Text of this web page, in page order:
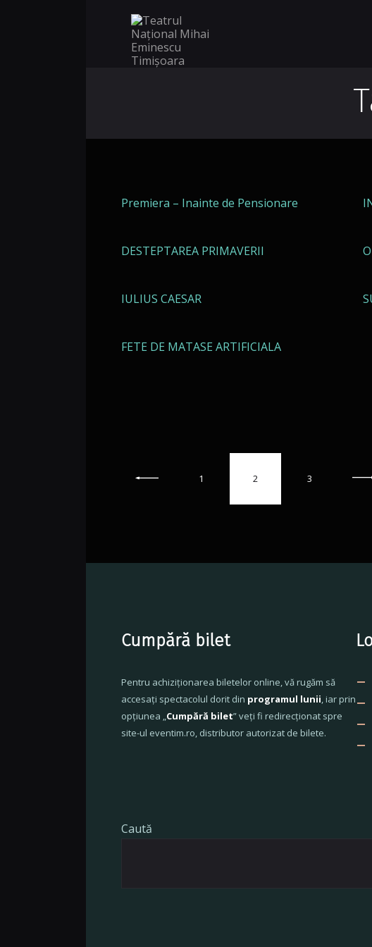
Premiera – Inainte de Pensionare
DESTEPTAREA PRIMAVERII
IULIUS CAESAR
FETE DE MATASE ARTIFICIALA
Navigare
PAGE
1 PAGE
2 PAGE
3
Cumpără bilet
Pentru achiziționarea biletelor online, vă rugăm să
accesați spectacolul dorit din programul lunii, iar prin
opțiunea „Cumpără bilet” veți fi redirecționat spre
site-ul eventim.ro, distributor autorizat de bilete.
Caută